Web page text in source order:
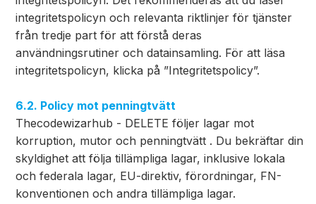
integritetspolicyn och relevanta riktlinjer för tjänster
från tredje part för att förstå deras
användningsrutiner och datainsamling. För att läsa
integritetspolicyn, klicka på ”Integritetspolicy”.
6.2. Policy mot penningtvätt
Thecodewizarhub - DELETE följer lagar mot
korruption, mutor och penningtvätt . Du bekräftar din
skyldighet att följa tillämpliga lagar, inklusive lokala
och federala lagar, EU-direktiv, förordningar, FN-
konventionen och andra tillämpliga lagar.